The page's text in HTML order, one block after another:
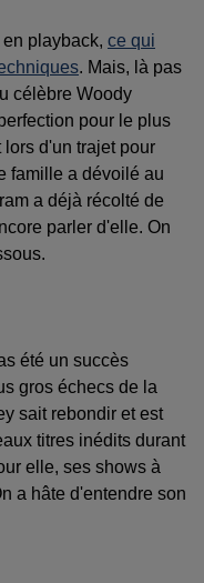
playback, ce qui
. Mais, là pas
célèbre Woody
pour le plus
d'un trajet pour
famille a dévoilé au
a déjà récolté de
parler d'elle. On
été un succès
gros échecs de la
sait rebondir et est
titres inédits durant
elle, ses shows à
a hâte d'entendre son